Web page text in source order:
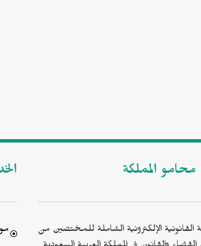
المملكة
القانونية الإلكترونية الشاملة للمختصين من